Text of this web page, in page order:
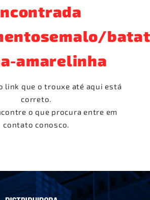
amarelinha
link que o trouxe até aqui está
correto.
o que procura entre em
contato conosco.